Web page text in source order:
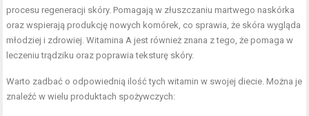
procesu regeneracji skóry. Pomagają w złuszczaniu martwego naskórka
oraz wspierają produkcję nowych komórek, co sprawia, że skóra wygląda
młodziej i zdrowiej. Witamina A jest również znana z tego, że pomaga w
leczeniu trądziku oraz poprawia teksturę skóry.
Warto zadbać o odpowiednią ilość tych witamin w swojej diecie. Można je
znaleźć w wielu produktach spożywczych: